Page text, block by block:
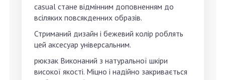
casual стане відмінним доповненням до
всіляких повсякденних образів.
Стриманий дизайн і бежевий колір роблять
цей аксесуар універсальним.
рюкзак Виконаний з натуральної шкіри
високої якості. Міцно і надійно закривається